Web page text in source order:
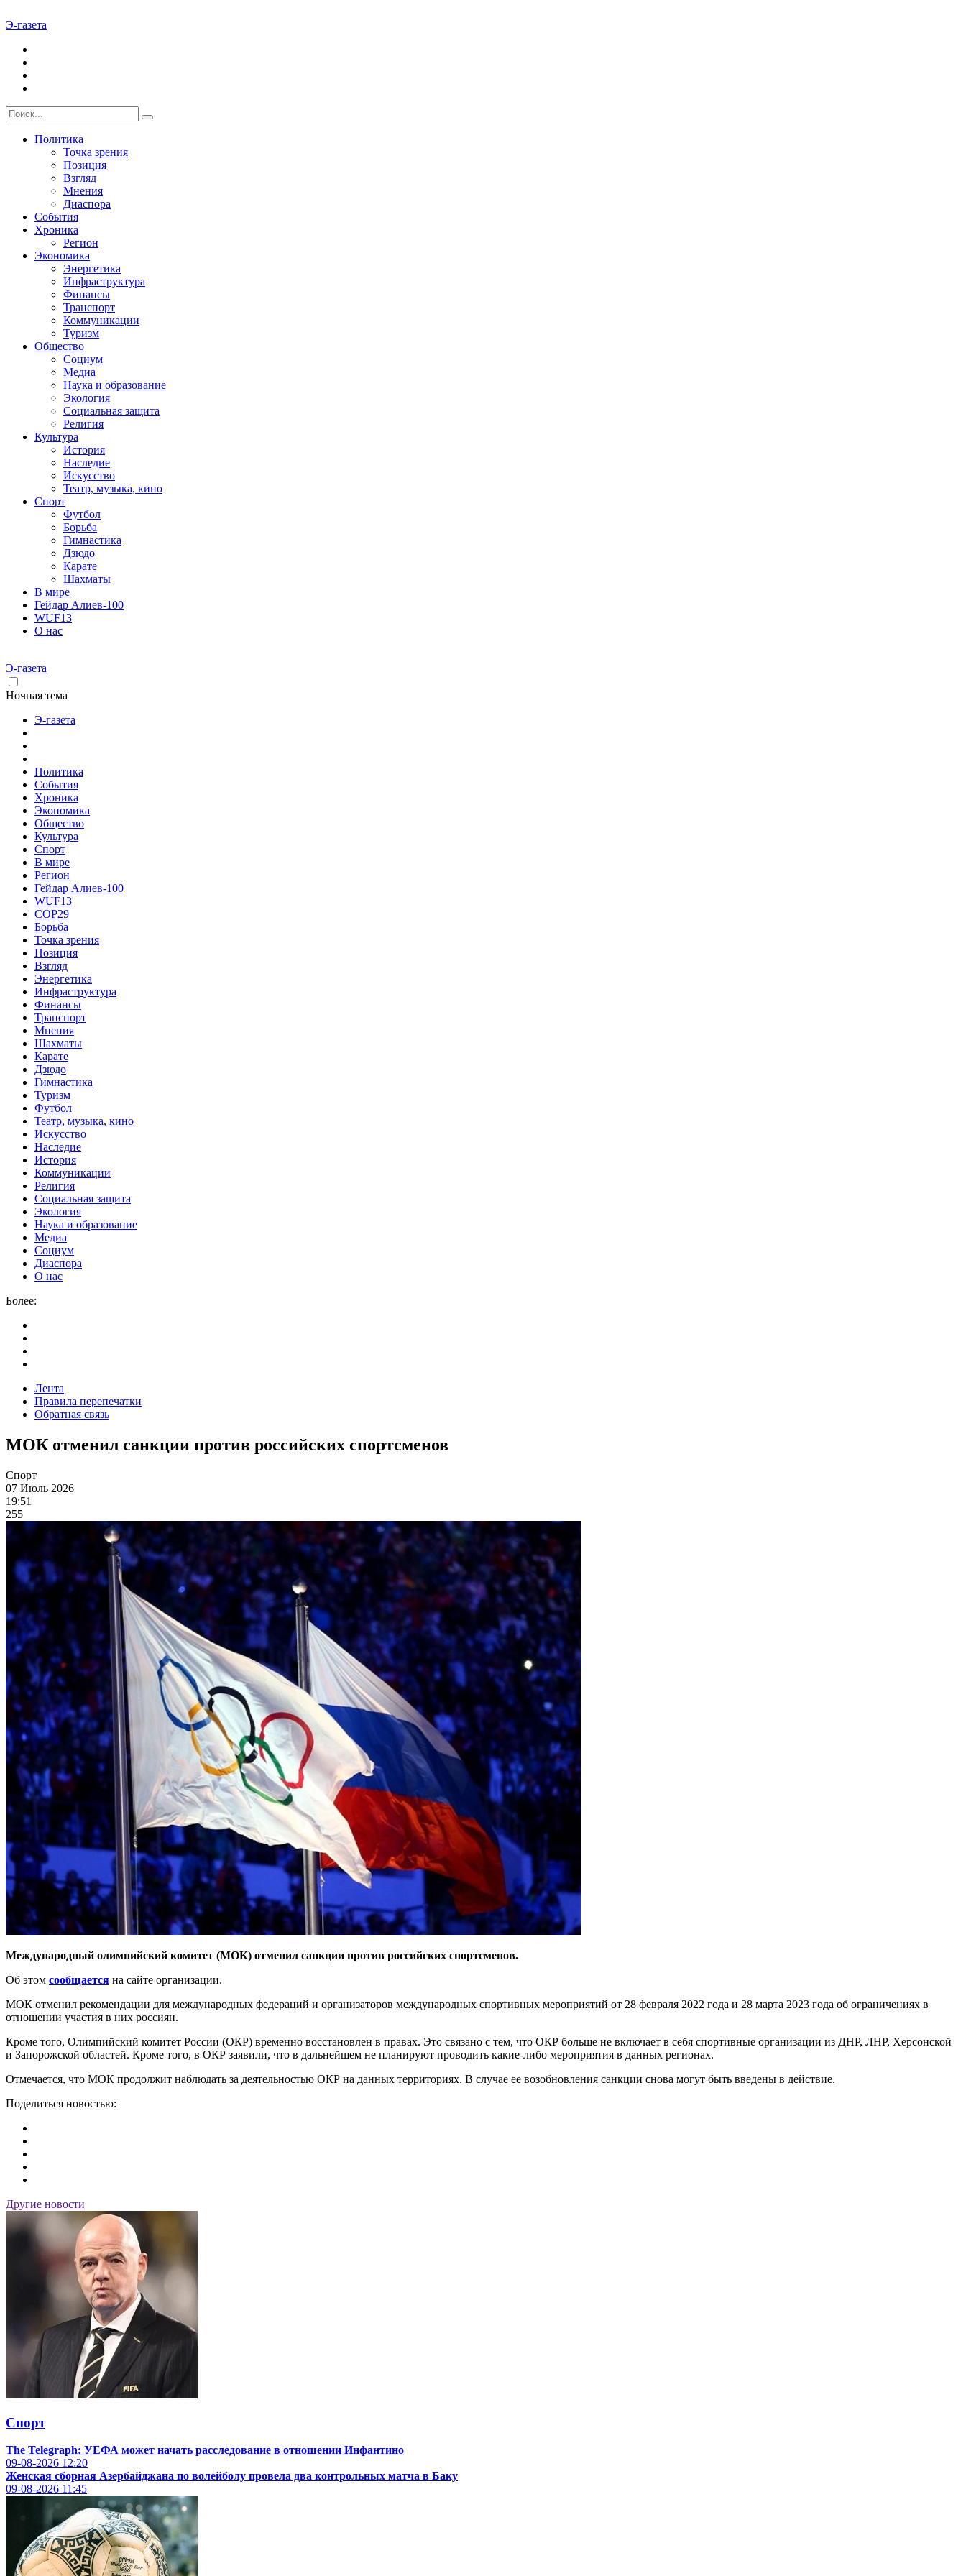
Э-газета
Политика
Точка зрения
Позиция
Взгляд
Мнения
Диаспора
События
Хроника
Регион
Экономика
Энергетика
Инфраструктура
Финансы
Транспорт
Коммуникации
Туризм
Общество
Социум
Медиа
Наука и образование
Экология
Социальная защита
Религия
Культура
История
Наследие
Искусство
Театр, музыка, кино
Спорт
Футбол
Борьба
Гимнастика
Дзюдо
Карате
Шахматы
В мире
Гейдар Алиев-100
WUF13
О нас
Э-газета
Ночная тема
Э-газета
Политика
События
Хроника
Экономика
Общество
Культура
Спорт
В мире
Регион
Гейдар Алиев-100
WUF13
COP29
Борьба
Точка зрения
Позиция
Взгляд
Энергетика
Инфраструктура
Финансы
Транспорт
Мнения
Шахматы
Карате
Дзюдо
Гимнастика
Туризм
Футбол
Театр, музыка, кино
Искусство
Наследие
История
Коммуникации
Религия
Социальная защита
Экология
Наука и образование
Медиа
Социум
Диаспора
О нас
Более:
Лента
Правила перепечатки
Обратная связь
МОК отменил санкции против российских спортсменов
Спорт
07 Июль 2026
19:51
255
Международный олимпийский комитет (МОК) отменил санкции против российских спортсменов.
Об этом сообщается на сайте организации.
МОК отменил рекомендации для международных федераций и организаторов международных спортивных мероприятий от 28 февраля 2022 года и 28 марта 2023 года об ограничениях в
отношении участия в них россиян.
Кроме того, Олимпийский комитет России (ОКР) временно восстановлен в правах. Это связано с тем, что ОКР больше не включает в себя спортивные организации из ДНР, ЛНР, Херсонской
и Запорожской областей. Кроме того, в ОКР заявили, что в дальнейшем не планируют проводить какие-либо мероприятия в данных регионах.
Отмечается, что МОК продолжит наблюдать за деятельностью ОКР на данных территориях. В случае ее возобновления санкции снова могут быть введены в действие.
Поделиться новостью:
Другие новости
Спорт
The Telegraph: УЕФА может начать расследование в отношении Инфантино
09-08-2026 12:20
Женская сборная Азербайджана по волейболу провела два контрольных матча в Баку
09-08-2026 11:45